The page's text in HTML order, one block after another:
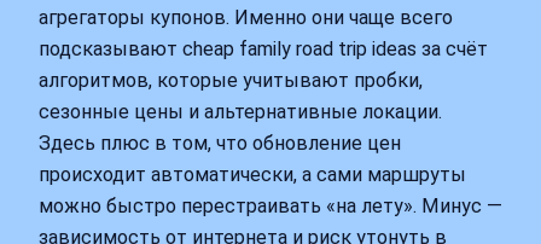
агрегаторы купонов. Именно они чаще всего
подсказывают cheap family road trip ideas за счёт
алгоритмов, которые учитывают пробки,
сезонные цены и альтернативные локации.
Здесь плюс в том, что обновление цен
происходит автоматически, а сами маршруты
можно быстро перестраивать «на лету». Минус —
зависимость от интернета и риск утонуть в